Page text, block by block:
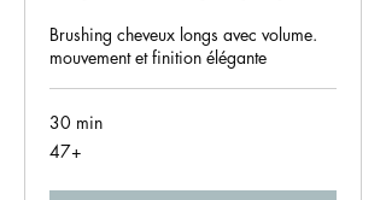
Brushing cheveux longs avec volume.
mouvement et finition élégante
30 min
47+
47+